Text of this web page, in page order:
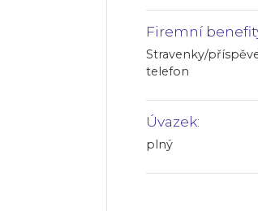
Firemní
Stravenky/
telefon
Úvazek:
plný